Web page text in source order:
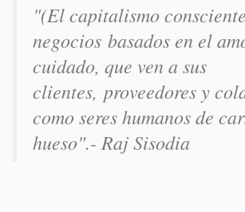
"(El capitalismo
negocios basados en el
cuidado, que ven a sus
clientes, proveedores y
como seres humanos de
hueso".- Raj Sisodia